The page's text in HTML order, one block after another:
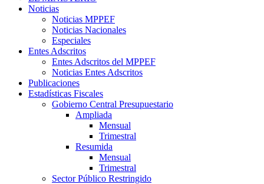
Noticias
Noticias MPPEF
Noticias Nacionales
Especiales
Entes Adscritos
Entes Adscritos del MPPEF
Noticias Entes Adscritos
Publicaciones
Estadísticas Fiscales
Gobierno Central Presupuestario
Ampliada
Mensual
Trimestral
Resumida
Mensual
Trimestral
Sector Público Restringido